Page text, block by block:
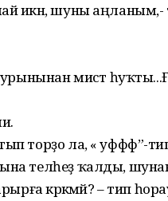
икән, шуны аңланым,-
мисәт
торҙо ла, « уффф”-тип
телһеҙ ҡалды,
кәрәкмәй? – тип